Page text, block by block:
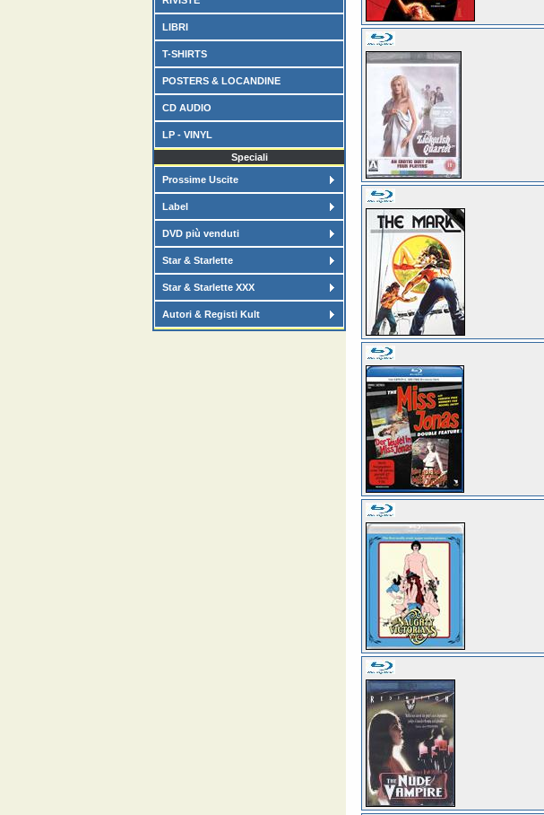
LIBRI
T-SHIRTS
POSTERS & LOCANDINE
CD AUDIO
LP - VINYL
Speciali
Prossime Uscite
Label
DVD più venduti
Star & Starlette
Star & Starlette XXX
Autori & Registi Kult